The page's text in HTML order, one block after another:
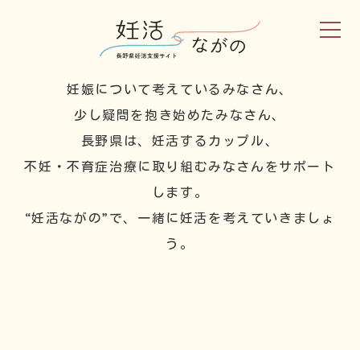
妊娠について考えているみなさん、
少し疑問を抱き始めたみなさん、
長野県は、妊活するカップル、
不妊・不育症治療に取り組むみなさんをサポート
します。
“妊活ながの”で、一緒に妊活を考えていきましょ
う。